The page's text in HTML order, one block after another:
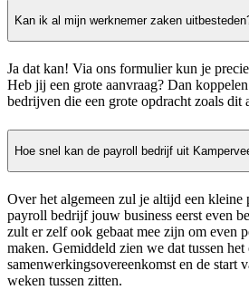
Kan ik al mijn werknemer zaken
Ja dat kan! Via ons formulier kun je
Heb jij een grote aanvraag? Dan
bedrijven die een grote opdracht zoals dit
Hoe snel kan de payroll bedrijf uit
Over het algemeen zul je altijd een kleine
payroll bedrijf jouw business eerst even
zult er zelf ook gebaat mee zijn om even
maken. Gemiddeld zien we dat tussen het
samenwerkingsovereenkomst en de start
weken tussen zitten.